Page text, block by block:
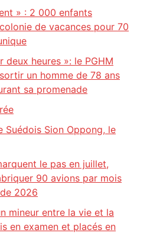
» : 2 000 enfants
de vacances pour 70
deux heures »: le PGHM
un homme de 78 ans
sa promenade
Suédois Sion Oppong, le
le pas en juillet,
90 avions par mois
2026
mineur entre la vie et la
en examen et placés en